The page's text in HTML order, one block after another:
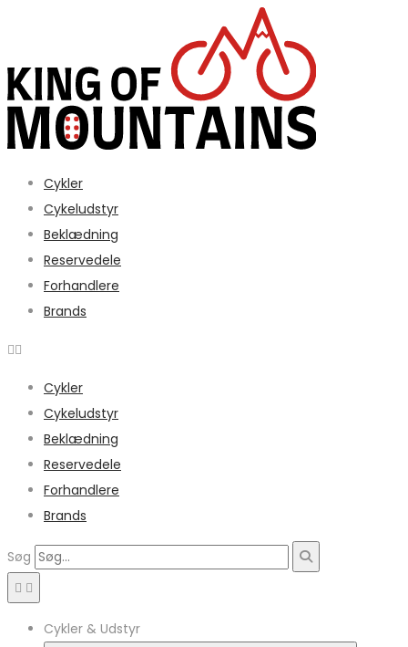
Cykler
Cykeludstyr
Beklædning
Reservedele
Forhandlere
Brands
Cykler
Cykeludstyr
Beklædning
Reservedele
Forhandlere
Brands
Søg
Cykler & Udstyr